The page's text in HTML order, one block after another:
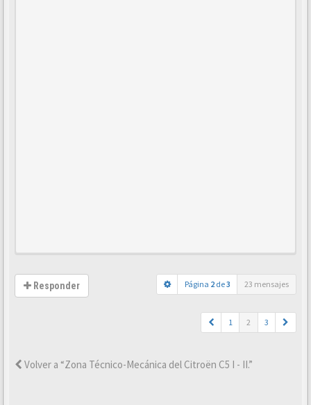
Responder Página 2 de3 23 mensajes
1 2 3
Volver a “Zona Técnico-Mecánica del Citroën C5 I - II.”